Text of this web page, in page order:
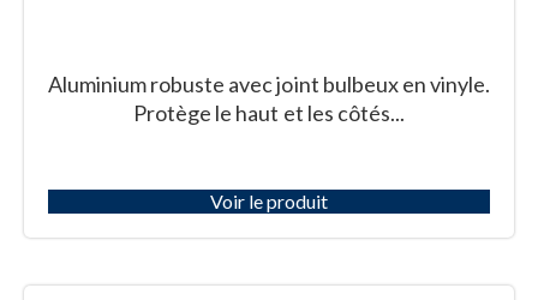
Aluminium robuste avec joint bulbeux en vinyle.
Protège le haut et les côtés...
Voir le produit